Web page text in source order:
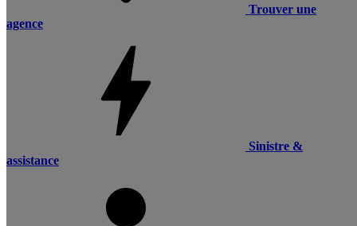
Trouver une
agence
Sinistre &
assistance